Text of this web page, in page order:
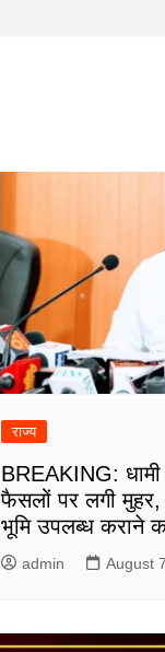
राज्य
BREAKING:
फैसलों पर लगी मुहर,
भूमि उपलब्ध कराने
admin August